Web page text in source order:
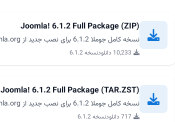
Joomla! 6.1.2 Full Package (ZIP)
نسخه کامل جوملا 6.1.2 برای نصب جدید از joomla.org
10,233 دانلود نسخه 6.1.2
Joomla! 6.1.2 Full Package (TAR.ZST)
نسخه کامل جوملا 6.1.2 برای نصب جدید از joomla.org
717 دانلود نسخه 6.1.2